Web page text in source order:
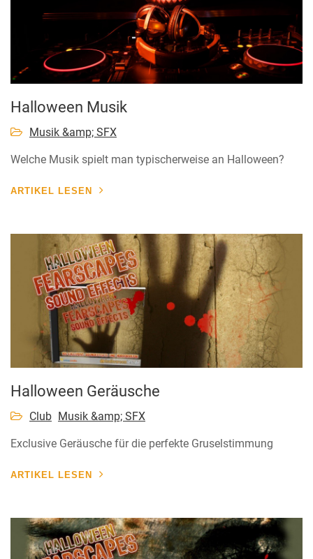
Halloween Musik
Musik &amp; SFX
Welche Musik spielt man typischerweise an Halloween?
ARTIKEL LESEN
Halloween Geräusche
Club Musik &amp; SFX
Exclusive Geräusche für die perfekte Gruselstimmung
ARTIKEL LESEN